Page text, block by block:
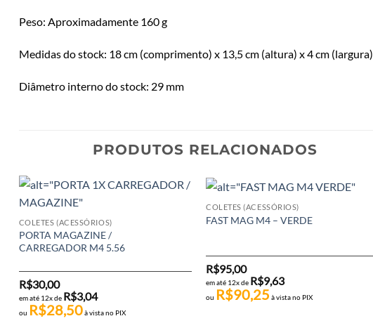
Peso: Aproximadamente 160 g
Medidas do stock: 18 cm (comprimento) x 13,5 cm (altura) x 4 cm (largura)
Diâmetro interno do stock: 29 mm
PRODUTOS RELACIONADOS
COLETES (ACESSÓRIOS)
PORTA MAGAZINE /
CARREGADOR M4 5.56
R$30,00
em até 12x de R$3,04
ou R$28,50à vista no PIX
COLETES (ACESSÓRIOS)
FAST MAG M4 – VERDE
R$95,00
em até 12x de R$9,63
ou R$90,25 à vista no PIX